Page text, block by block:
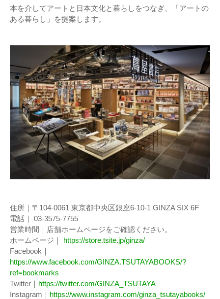
本を介してアートと日本文化と暮らしをつなぎ、「アートの
ある暮らし」を提案します。
住所｜〒104-0061 東京都中央区銀座6-10-1 GINZA SIX 6F
電話｜ 03-3575-7755
営業時間｜店舗ホームページをご確認ください。
ホームページ｜ https://store.tsite.jp/ginza/
Facebook｜
https://www.facebook.com/GINZA.TSUTAYABOOKS/?
ref=bookmarks
Twitter｜ https://twitter.com/GINZA_TSUTAYA
Instagram｜ https://www.instagram.com/ginza_tsutayabooks/